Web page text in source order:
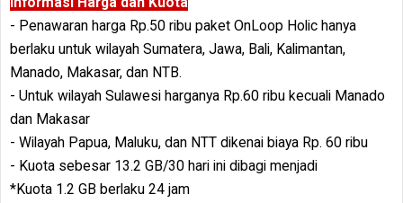
- Penawaran harga Rp.50 ribu paket OnLoop Holic hanya
berlaku untuk wilayah Sumatera, Jawa, Bali, Kalimantan,
Manado, Makasar, dan NTB.
- Untuk wilayah Sulawesi harganya Rp.60 ribu kecuali Manado
dan Makasar
- Wilayah Papua, Maluku, dan NTT dikenai biaya Rp. 60 ribu
- Kuota sebesar 13.2 GB/30 hari ini dibagi menjadi
*Kuota 1.2 GB berlaku 24 jam